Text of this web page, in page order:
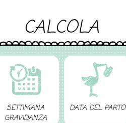
CALCOLA
SETTIMANA
GRAVIDANZA
DATA DEL PARTO